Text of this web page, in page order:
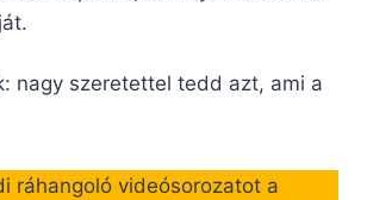
nagy szeretettel tedd azt, ami a
ráhangoló videósorozatot a